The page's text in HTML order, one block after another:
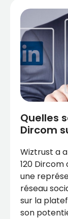
Quelles
Dircom
Wiztrust a
120 Dircom
une
réseau
sur la
son